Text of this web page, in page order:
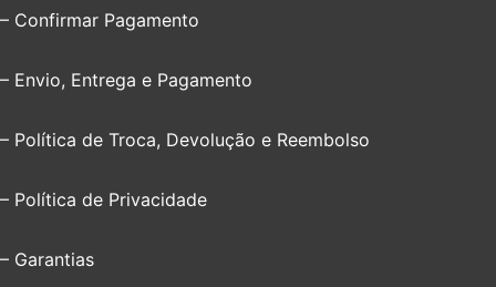
– Confirmar Pagamento
– Envio, Entrega e Pagamento
– Política de Troca, Devolução e Reembolso
– Política de Privacidade
– Garantias